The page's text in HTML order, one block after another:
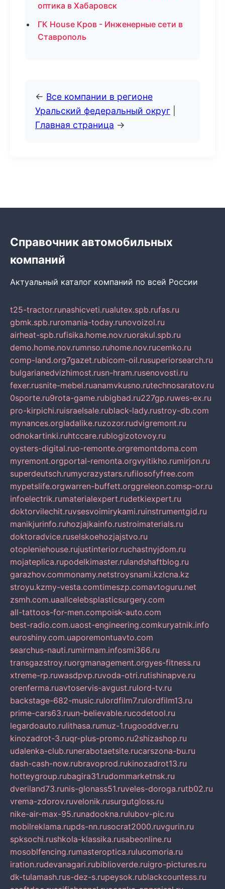
оптика в Хабаровск
ГК House Кров - Инженерные сети в
Ставрополь
← Все компании в регионе
Уральский федеральный округ
Главная страница →
Справочник автомобильных
компаний
Актуальный каталог компаний по всей России
t25-tractor.runashicveti.rualutex.spb.rufas.ru
gbmk.spb.ruromania-today.runovoizol.ru
airheat-spb.rufisika.home.nov.ruorakul.spb.ru
demo.home.nov.rumnso.ruhome.nov.rucemko.ru
comp-land.org7gazet.rubicom-oil.rusuperiorsearch.ru
bulgarianedvizhimost.rusn-hram.rusenovosti.ru
fexer.rusnite-mebel.ruanamvkusno.rutechnosaratov.ru
0sporte.ru9rota-game.rubigbad.ru227gp.ruwes-ex.ru
pro-kirpichi.ruisraelsale.rublack-lady.rustroy-db.com
mynances.orgladalike.ruzozor.rudvigremont.ru
odnokartinki.ruhtccare.rublogizotovoy.ru
oysters-digital.ruo-remonte.orgremontdoma.com
myremont.orgportal-remonta.orgvyitikho.rumirjon.ru
superdeutsch.rumycrazystars.rufilosofyfree.com
mypetslife.orgwarren-buffett.orggreleon.comsp-or.ru
infoelectrik.rumaterialexpert.rudetkiexpert.ru
doktorvilechit.ruvsesvoimirykami.ruinstrumentgid.ru
manikjurinfo.ruhozjajkainfo.rustroimaterials.ru
doktoradvice.ruselskoehozjajstvo.ru
otopleniehouse.rujustinterior.ruchastnyjdom.ru
mojateplica.rupodelkimaster.rulandshaftblog.ru
garazhov.commonamy.netstroysnami.kzlcna.kz
stroyu.kzmy-vesta.comtimeszp.comavtoguru.net
zsmh.com.uaallcelebsplasticsurgery.com
all-tattoos-for-men.compoisk-auto.com
best-radio.com.uaost-engineering.comkuryatnik.info
euroshiny.com.uaporemontuavto.com
searchus-nauti.rumirmam.infosmi366.ru
transgazstroy.ruorgmanagement.orgyes-fitness.ru
xtreme-rp.ruwasdpvp.ruvoda-otri.rutishinapve.ru
orenferma.ruavtoservis-avgust.rulord-tv.ru
backstage-682-music.rulordfilm7.rulordfilm13.ru
prime-cars63.ruun-believable.rucodetool.ru
legardoauto.rulithasa.rumuz-1.rugooddver.ru
kinozadrot-3.ruqr-plus-promo.ru2shizashop.ru
udalenka-club.runerabotaetsite.rucarszona-bu.ru
dash-cash-now.rubravoprod.rukinozadrot13.ru
hotteygroup.rubagira31.rudommarketnsk.ru
dveriland73.runis-glonass51.ruveles-doroga.rutb02.ru
vrema-zdorov.ruvelonik.rusurgutgloss.ru
nike-air-max-95.runadookna.rulubov-pic.ru
mobilreklama.rupds-nn.rusocrat2000.ruvgurin.ru
spksochi.rushkola-klassika.rusabeonline.ru
mosoblfencing.rumasteroptica.rulucomoria.ru
iration.rudevanagari.rubiblioverde.ruigro-pictures.ru
dk-tulamash.rus-dez-s.rupeysok.rublackcountess.ru